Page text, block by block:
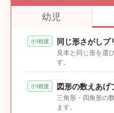
幼児
小1程度 同じ形さがしプ
見本と同じ形を選
す。
小1程度 図形の数えあげ
三角形・四角形の
ます。